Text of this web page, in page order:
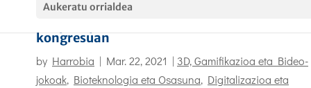
Aukeratu orrialdea
kongresuan
by Harrobia | Mar. 22, 2021 | 3D, Gamifikazioa eta Bideo-
jokoak, Bioteknologia eta Osasuna, Digitalizazioa eta